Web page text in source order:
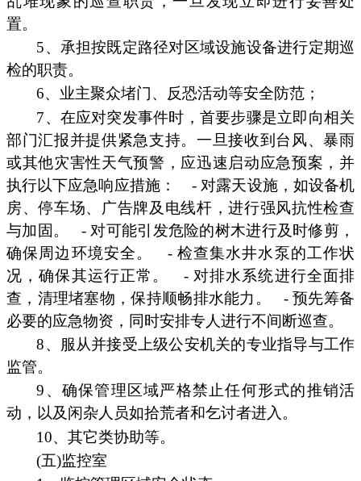
置。
5、承担按既定路径对区域设施设备进行定期巡
检的职责。
6、业主聚众堵门、反恐活动等安全防范；
7、在应对突发事件时，首要步骤是立即向相关
部门汇报并提供紧急支持。一旦接收到台风、暴雨
或其他灾害性天气预警，应迅速启动应急预案，并
执行以下应急响应措施：
- 对露天设施，如设备机
房、停车场、广告牌及电线杆，进行强风抗性检查
与加固。
- 对可能引发危险的树木进行及时修剪，
确保周边环境安全。
- 检查集水井水泵的工作状
况，确保其运行正常。
- 对排水系统进行全面排
查，清理堵塞物，保持顺畅排水能力。
- 预先筹备
必要的应急物资，同时安排专人进行不间断巡查。
8、服从并接受上级公安机关的专业指导与工作
监管。
9、确保管理区域严格禁止任何形式的推销活
动，以及闲杂人员如拾荒者和乞讨者进入。
10、其它类协助等。
(五)监控室